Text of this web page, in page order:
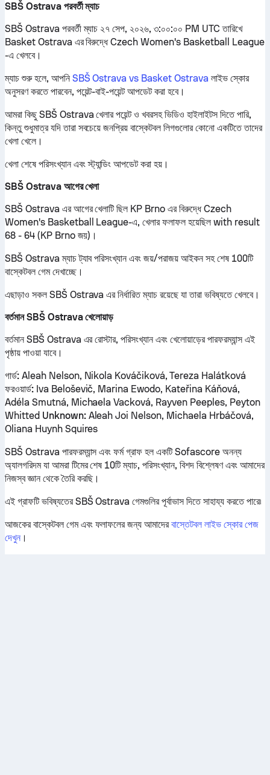
SBŠ Ostrava পরবর্তী ম্যাচ
SBŠ Ostrava পরবর্তী ম্যাচ ২৭ সেপ, ২০২৬, ৩:০০:০০ PM UTC তারিখে
Basket Ostrava এর বিরুদ্ধে Czech Women's Basketball League
-এ খেলবে।
ম্যাচ শুরু হলে, আপনি SBŠ Ostrava vs Basket Ostrava লাইভ স্কোর
অনুসরণ করতে পারবেন, পয়েন্ট-বাই-পয়েন্ট আপডেট করা হবে।
আমরা কিছু SBŠ Ostrava খেলার পয়েন্ট ও খবরসহ ভিডিও হাইলাইটস দিতে পারি,
কিন্তু শুধুমাত্র যদি তারা সবচেয়ে জনপ্রিয় বাস্কেটবল লিগগুলোর কোনো একটিতে তাদের
খেলা খেলে।
খেলা শেষে পরিসংখ্যান এবং স্ট্যান্ডিং আপডেট করা হয়।
SBŠ Ostrava আগের খেলা
SBŠ Ostrava এর আগের খেলাটি ছিল KP Brno এর বিরুদ্ধে Czech
Women's Basketball League-এ, খেলার ফলাফল হয়েছিল with result
68 - 64 (KP Brno জয়)।
SBŠ Ostrava ম্যাচ ট্যাব পরিসংখ্যান এবং জয়/পরাজয় আইকন সহ শেষ 100টি
বাস্কেটবল গেম দেখাচ্ছে।
এছাড়াও সকল SBŠ Ostrava এর নির্ধারিত ম্যাচ রয়েছে যা তারা ভবিষ্যতে খেলবে।
বর্তমান SBŠ Ostrava খেলোয়াড়
বর্তমান SBŠ Ostrava এর রোস্টার, পরিসংখ্যান এবং খেলোয়াড়ের পারফরম্যান্স এই
পৃষ্ঠায় পাওয়া যাবে।
গার্ড:Aleah Nelson, Nikola Kováčiková, Tereza Halátková
ফরওয়ার্ড:Iva Beloševič, Marina Ewodo, Kateřina Káňová,
Adéla Smutná, Michaela Vacková, Rayven Peeples, Peyton
Whitted Unknown:Aleah Joi Nelson, Michaela Hrbáčová,
Oliana Huynh Squires
SBŠ Ostrava পারফরম্যান্স এবং ফর্ম গ্রাফ হল একটি Sofascore অনন্য
অ্যালগরিদম যা আমরা টিমের শেষ 10টি ম্যাচ, পরিসংখ্যান, বিশদ বিশ্লেষণ এবং আমাদের
নিজস্ব জ্ঞান থেকে তৈরি করছি।
এই গ্রাফটি ভবিষ্যতের SBŠ Ostrava গেমগুলির পূর্বাভাস দিতে সাহায্য করতে পারে৷
আজকের বাস্কেটবল গেম এবং ফলাফলের জন্য আমাদেরবাস্তেটবল লাইভ স্কোর পেজ
দেখুন।